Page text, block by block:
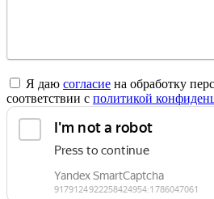
Я даю согласие на обработку
соответствии с политикой